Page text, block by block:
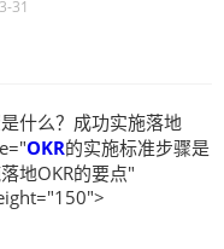
31
什么？成功实施落地
OKR的实施标准步骤是
地OKR的要点"